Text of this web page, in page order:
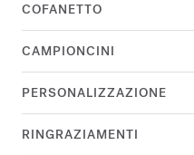
COFANETTO
CAMPIONCINI
PERSONALIZZAZIONE
RINGRAZIAMENTI